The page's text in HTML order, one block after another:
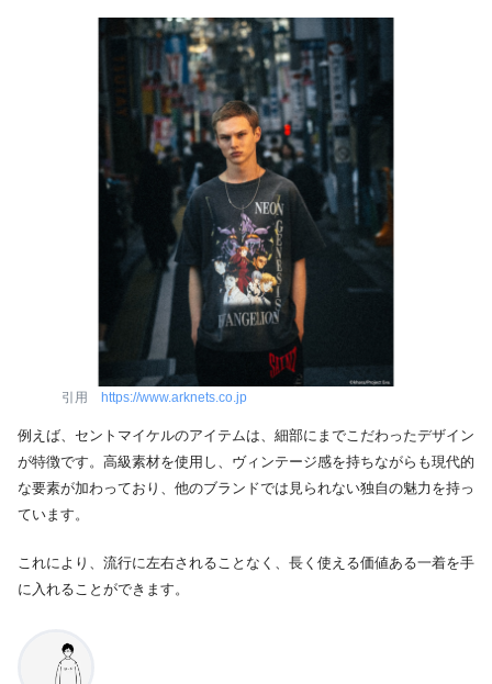
引用 https://www.arknets.co.jp
例えば、セントマイケルのアイテムは、細部にまでこだわったデザイン
が特徴です。高級素材を使用し、ヴィンテージ感を持ちながらも現代的
な要素が加わっており、他のブランドでは見られない独自の魅力を持っ
ています。
これにより、流行に左右されることなく、長く使える価値ある一着を手
に入れることができます。